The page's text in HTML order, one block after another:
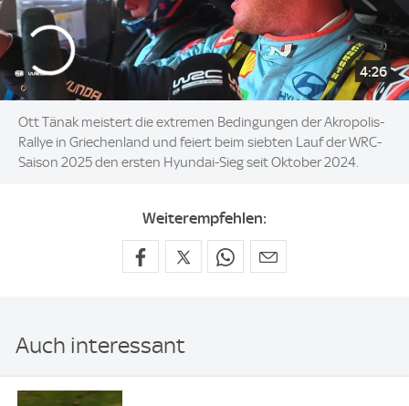
4:26
Ott Tänak meistert die extremen Bedingungen der Akropolis-
Rallye in Griechenland und feiert beim siebten Lauf der WRC-
Saison 2025 den ersten Hyundai-Sieg seit Oktober 2024.
Weiterempfehlen:
Auch interessant